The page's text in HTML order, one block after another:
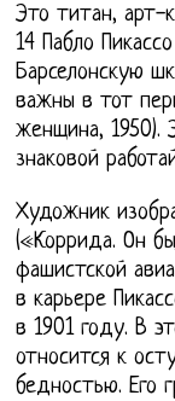
Это титан, арт-
14 Пабло
Барселонскую
важны в тот
женщина, 1950).
знаковой
Художник
(«Коррида. Он
фашистской
в карьере
в 1901 году. В
относится к
бедностью. Его